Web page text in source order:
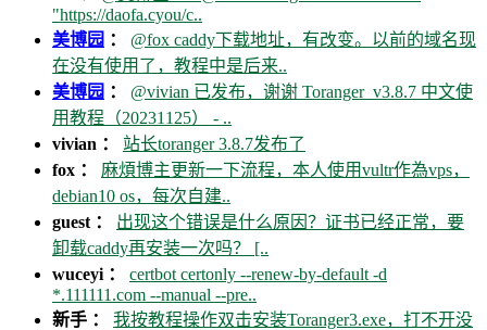
"https://daofa.cyou/c..
美博园 ： @fox caddy下载地址，有改变。以前的域名现
在没有使用了，教程中是后来..
美博园 ： @vivian 已发布，谢谢 Toranger_v3.8.7 中文使
用教程（20231125） - ..
vivian ： 站长toranger 3.8.7发布了
fox ： 麻煩博主更新一下流程，本人使用vultr作為vps，
debian10 os，每次自建..
guest ： 出现这个错误是什么原因？证书已经正常，要
卸载caddy再安装一次吗？ [..
wuceyi ： certbot certonly --renew-by-default -d
*.111111.com --manual --pre..
新手 ： 我按教程操作双击安装Toranger3.exe，打不开没